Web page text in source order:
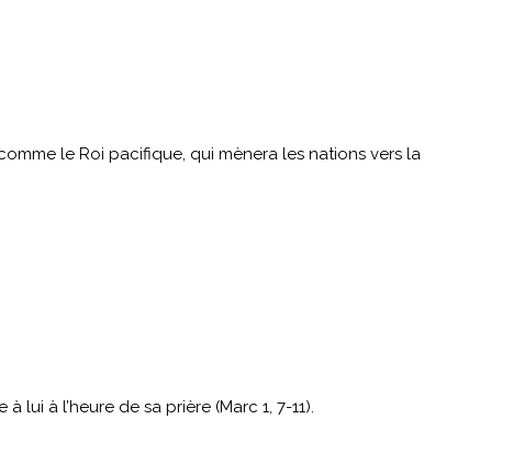
le Roi pacifique, qui mènera les nations vers la
lui à l’heure de sa prière (Marc 1, 7-11).